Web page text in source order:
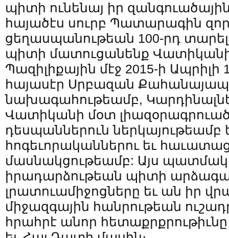
պիտի ունենայ իր
հայածէս սուրբ Պատարագին
ցեղասպանութեան 100-րդ
պիտի մատուցանենք Վատիկանի
Պազիլիքային մէջ 2015-ի Ապրիլի
հայասէր Սրբազան
նախագահութեամբ,
Վատիկանի մօտ
դեսպաններուն ներկայութեամբ
հոգեւորականներու եւ
մասնակցութեամբ: Այս
իրադարձութեան պիտի
լրատուամիջոցները եւ ան իր
միջազգային հանրութեան
հրահրէ անոր հետաքրքրութիւնը